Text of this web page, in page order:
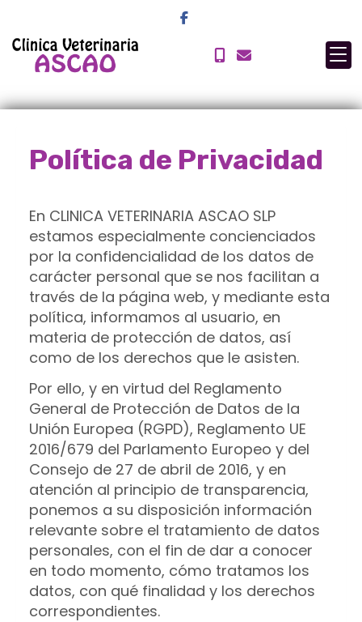
Política de Privacidad
En CLINICA VETERINARIA ASCAO SLP
estamos especialmente concienciados
por la confidencialidad de los datos de
carácter personal que se nos facilitan a
través de la página web, y mediante esta
política, informamos al usuario, en
materia de protección de datos, así
como de los derechos que le asisten.
Por ello, y en virtud del Reglamento
General de Protección de Datos de la
Unión Europea (RGPD), Reglamento UE
2016/679 del Parlamento Europeo y del
Consejo de 27 de abril de 2016, y en
atención al principio de transparencia,
ponemos a su disposición información
relevante sobre el tratamiento de datos
personales, con el fin de dar a conocer
en todo momento, cómo tratamos los
datos, con qué finalidad y los derechos
correspondientes.